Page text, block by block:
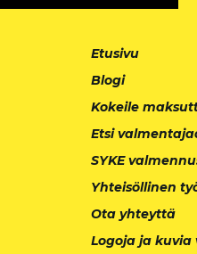
Etusivu
Blogi
Kokeile
Etsi
SYKE
Yhteisöllinen
Ota yhteyttä
Logoja ja kuvia